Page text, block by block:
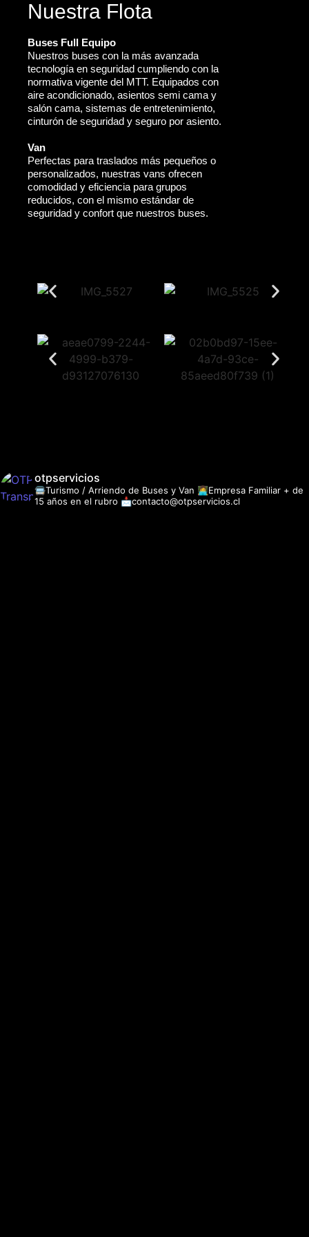
Nuestra Flota
Buses Full Equipo
Nuestros buses con la más avanzada
tecnología en seguridad cumpliendo con la
normativa vigente del MTT. Equipados con
aire acondicionado, asientos semi cama y
salón cama, sistemas de entretenimiento,
cinturón de seguridad y seguro por asiento.
Van
Perfectas para traslados más pequeños o
personalizados, nuestras vans ofrecen
comodidad y eficiencia para grupos
reducidos, con el mismo estándar de
seguridad y confort que nuestros buses.
otpservicios
🚍Turismo / Arriendo de Buses y Van 👩‍💻Empresa Familiar + de
15 años en el rubro 📩contacto@otpservicios.cl